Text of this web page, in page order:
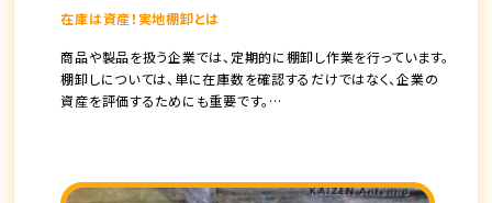
在庫は資産！実地棚卸とは
商品や製品を扱う企業では、定期的に棚卸し作業を行っています。
棚卸しについては、単に在庫数を確認するだけではなく、企業の
資産を評価するためにも重要です。…